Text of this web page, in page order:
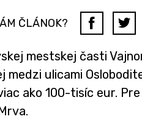
ČLÁNOK?
mestskej časti
medzi ulicami
ako 100-tisíc eur.